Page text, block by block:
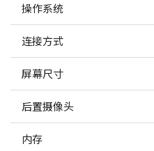
操作系统
连接方式
屏幕尺寸
后置摄像头
内存